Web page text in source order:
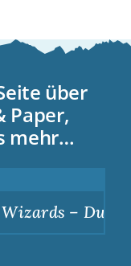
über
Paper,
mehr…
– Dunkle